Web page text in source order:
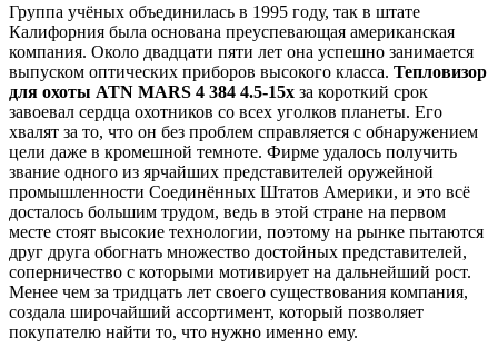
Группа учёных объединилась в 1995 году, так в штате
Калифорния была основана преуспевающая американская
компания. Около двадцати пяти лет она успешно занимается
выпуском оптических приборов высокого класса. Тепловизор
для охоты ATN MARS 4 384 4.5-15x за короткий срок
завоевал сердца охотников со всех уголков планеты. Его
хвалят за то, что он без проблем справляется с обнаружением
цели даже в кромешной темноте. Фирме удалось получить
звание одного из ярчайших представителей оружейной
промышленности Соединённых Штатов Америки, и это всё
досталось большим трудом, ведь в этой стране на первом
месте стоят высокие технологии, поэтому на рынке пытаются
друг друга обогнать множество достойных представителей,
соперничество с которыми мотивирует на дальнейший рост.
Менее чем за тридцать лет своего существования компания,
создала широчайший ассортимент, который позволяет
покупателю найти то, что нужно именно ему.